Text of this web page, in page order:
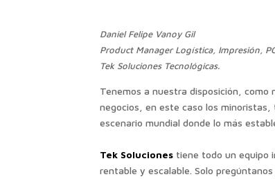
Daniel Felipe Vanoy Gil
Product Manager Logística, Impresión,
Tek Soluciones Tecnológicas.
Tenemos a nuestra disposición,
negocios, en este caso los
escenario mundial donde lo más
Tek Soluciones tiene todo un equipo
rentable y escalable. Solo